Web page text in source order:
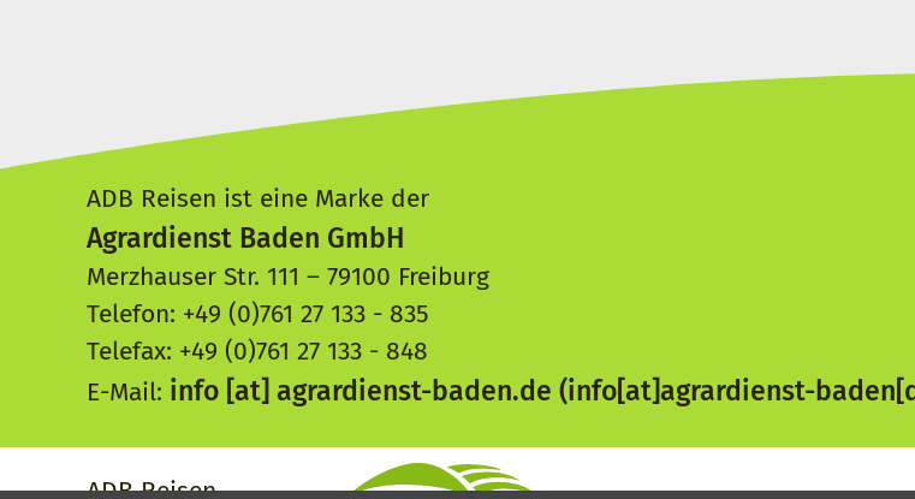
ADB Reisen ist eine Marke der
Agrardienst Baden GmbH
Merzhauser Str. 111 – 79100 Freiburg
Telefon: +49 (0)761 27 133 - 835
Telefax: +49 (0)761 27 133 - 848
E-Mail: info [at] agrardienst-baden.de (info[at]agrardienst-
ADB Reisen